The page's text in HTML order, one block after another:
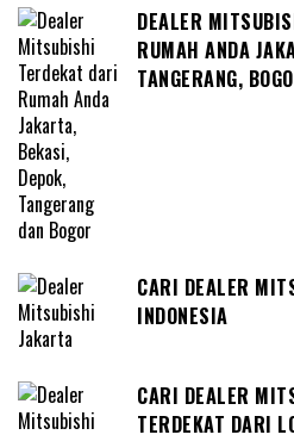
DEALER
RUMAH ANDA
TANGERANG,
CARI DEALER
INDONESIA
CARI DEALER
TERDEKAT DARI